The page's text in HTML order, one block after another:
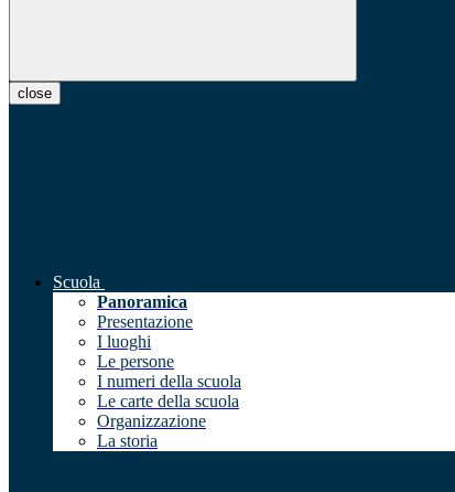
close
Scuola
Panoramica
Presentazione
I luoghi
Le persone
I numeri della scuola
Le carte della scuola
Organizzazione
La storia